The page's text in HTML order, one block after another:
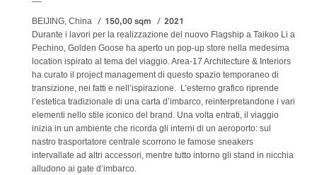
BEIJING, China 150,00 sqm 2021
Durante i lavori per la realizzazione del nuovo Flagship a Taikoo Li a
Pechino, Golden Goose ha aperto un pop-up store nella medesima
location ispirato al tema del viaggio. Area-17 Architecture & Interiors
ha curato il project management di questo spazio temporaneo di
transizione, nei fatti e nell’ispirazione. L’esterno grafico riprende
l’estetica tradizionale di una carta d’imbarco, reinterpretandone i vari
elementi nello stile iconico del brand. Una volta entrati, il viaggio
inizia in un ambiente che ricorda gli interni di un aeroporto: sul
nastro trasportatore centrale scorrono le famose sneakers
intervallate ad altri accessori, mentre tutto intorno gli stand in nicchia
alludono ai gate d’imbarco.